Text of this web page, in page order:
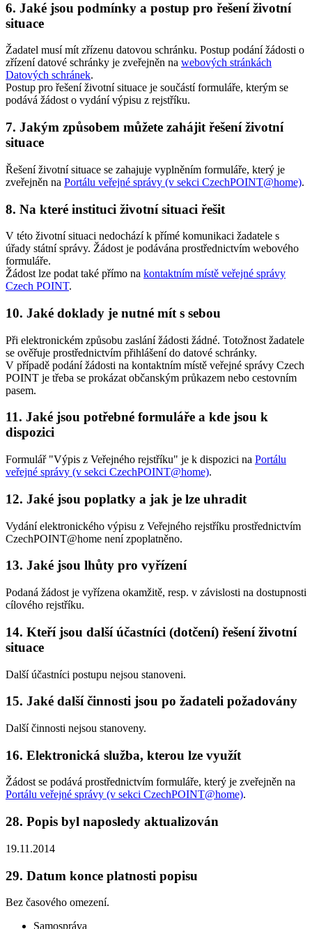
6. Jaké jsou podmínky a postup pro řešení životní
situace
Žadatel musí mít zřízenu datovou schránku. Postup podání žádosti o
zřízení datové schránky je zveřejněn na webových stránkách
Datových schránek.
Postup pro řešení životní situace je součástí formuláře, kterým se
podává žádost o vydání výpisu z rejstříku.
7. Jakým způsobem můžete zahájit řešení životní
situace
Řešení životní situace se zahajuje vyplněním formuláře, který je
zveřejněn na Portálu veřejné správy (v sekci CzechPOINT@home).
8. Na které instituci životní situaci řešit
V této životní situaci nedochází k přímé komunikaci žadatele s
úřady státní správy. Žádost je podávána prostřednictvím webového
formuláře.
Žádost lze podat také přímo na kontaktním místě veřejné správy
Czech POINT.
10. Jaké doklady je nutné mít s sebou
Při elektronickém způsobu zaslání žádosti žádné. Totožnost žadatele
se ověřuje prostřednictvím přihlášení do datové schránky.
V případě podání žádosti na kontaktním místě veřejné správy Czech
POINT je třeba se prokázat občanským průkazem nebo cestovním
pasem.
11. Jaké jsou potřebné formuláře a kde jsou k
dispozici
Formulář "Výpis z Veřejného rejstříku" je k dispozici na Portálu
veřejné správy (v sekci CzechPOINT@home).
12. Jaké jsou poplatky a jak je lze uhradit
Vydání elektronického výpisu z Veřejného rejstříku prostřednictvím
CzechPOINT@home není zpoplatněno.
13. Jaké jsou lhůty pro vyřízení
Podaná žádost je vyřízena okamžitě, resp. v závislosti na dostupnosti
cílového rejstříku.
14. Kteří jsou další účastníci (dotčení) řešení životní
situace
Další účastníci postupu nejsou stanoveni.
15. Jaké další činnosti jsou po žadateli požadovány
Další činnosti nejsou stanoveny.
16. Elektronická služba, kterou lze využít
Žádost se podává prostřednictvím formuláře, který je zveřejněn na
Portálu veřejné správy (v sekci CzechPOINT@home).
28. Popis byl naposledy aktualizován
19.11.2014
29. Datum konce platnosti popisu
Bez časového omezení.
Samospráva